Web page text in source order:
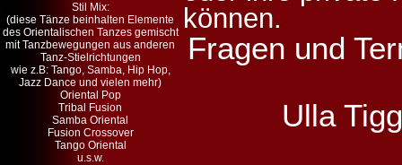
Stil Mix:
(diese Tänze beinhalten Elemente
des Orientalischen Tanzes gemischt
mit Tanzbewegungen aus anderen
Tanz-Stielrichtungen
wie z.B: Tango, Samba, Hip Hop,
Jazz Dance und vielen mehr)
Oriental Pop
Tribal Fusion
Samba Oriental
Fusion Crossover
Tango Oriental
u.s.w.
können.
Fragen und
Ulla